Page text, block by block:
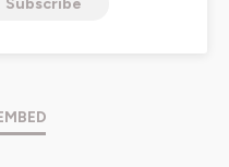
comment?
Subscribe